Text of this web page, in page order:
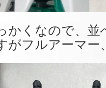
かくなので、並
がフルアーマ